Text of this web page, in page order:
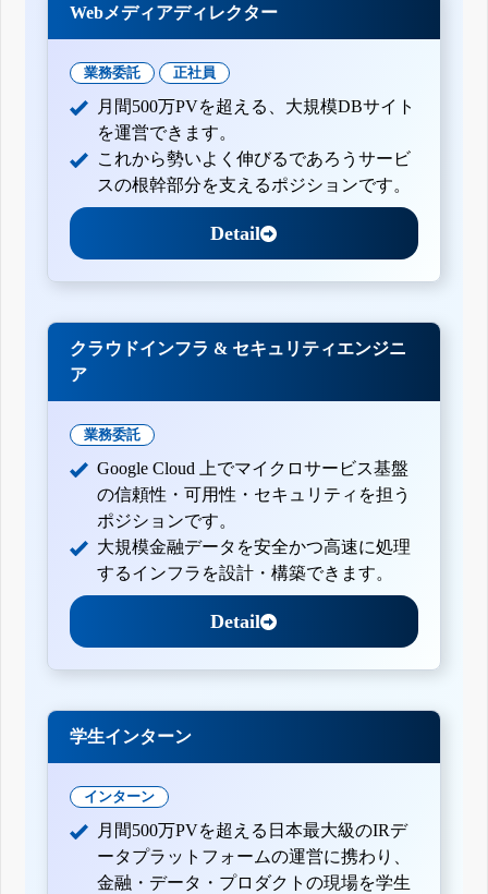
Webメディアディレクター
業務委託 正社員
月間500万PVを超える、大規模DBサイト
を運営できます。
これから勢いよく伸びるであろうサービ
スの根幹部分を支えるポジションです。
Detail
クラウドインフラ & セキュリティエンジニ
ア
業務委託
Google Cloud 上でマイクロサービス基盤
の信頼性・可用性・セキュリティを担う
ポジションです。
大規模金融データを安全かつ高速に処理
するインフラを設計・構築できます。
Detail
学生インターン
インターン
月間500万PVを超える日本最大級のIRデ
ータプラットフォームの運営に携わり、
金融・データ・プロダクトの現場を学生